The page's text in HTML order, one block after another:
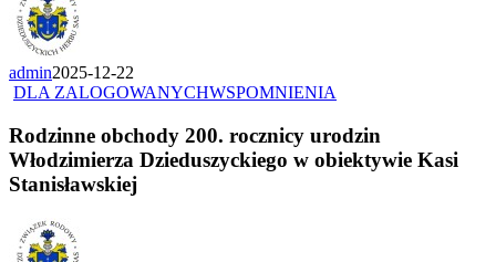
admin2025-12-22
DLA ZALOGOWANYCHWSPOMNIENIA
Rodzinne obchody 200. rocznicy urodzin
Włodzimierza Dzieduszyckiego w obiektywie Kasi
Stanisławskiej